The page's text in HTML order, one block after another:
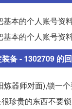
本的个人账号资
本的个人账号资
备 - 1302709 的
炼器师对面),锁一
珍贵的东西不要